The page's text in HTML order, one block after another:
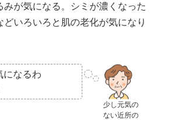
みが気になる。シミが濃くなった
どいろいろと肌の老化が気になり
少し元気の
ない近所の
になるわ